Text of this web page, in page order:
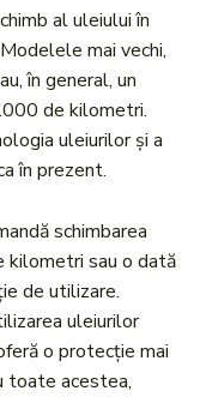
al uleiului în
mai vechi,
în general, un
de kilometri.
uleiurilor și a
în prezent.
schimbarea
kilometri sau o dată
de utilizare.
uleiurilor
o protecție mai
toate acestea,